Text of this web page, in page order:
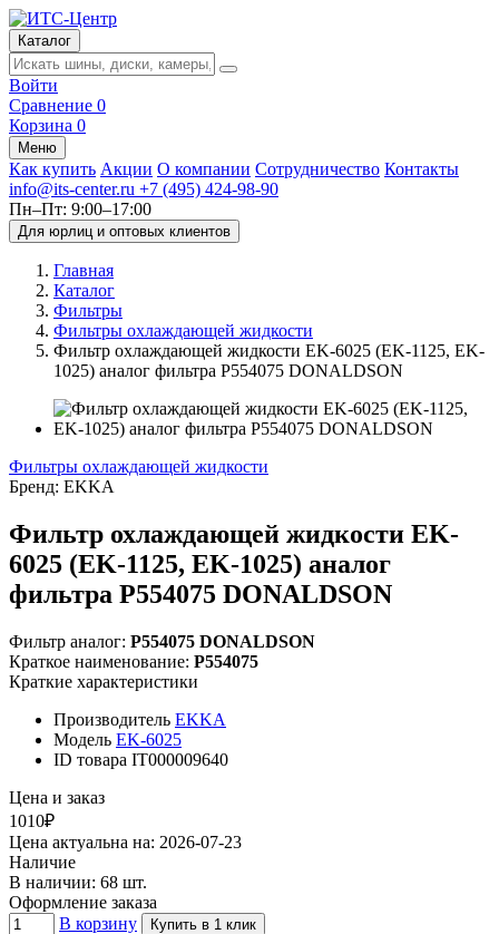
Каталог
Войти
Сравнение 0
Корзина 0
Меню
Как купить Акции О компании Сотрудничество Контакты
info@its-center.ru +7 (495) 424-98-90
Пн–Пт: 9:00–17:00
Для юрлиц и оптовых клиентов
Главная
Каталог
Фильтры
Фильтры охлаждающей жидкости
Фильтр охлаждающей жидкости EK-6025 (EK-1125, EK-
1025) аналог фильтра P554075 DONALDSON
Фильтры охлаждающей жидкости
Бренд: EKKA
Фильтр охлаждающей жидкости EK-
6025 (EK-1125, EK-1025) аналог
фильтра P554075 DONALDSON
Фильтр аналог: P554075 DONALDSON
Краткое наименование: P554075
Краткие характеристики
Производитель EKKA
Модель EK-6025
ID товара IT000009640
Цена и заказ
1010₽
Цена актуальна на: 2026-07-23
Наличие
В наличии: 68 шт.
Оформление заказа
В корзину
Купить в 1 клик